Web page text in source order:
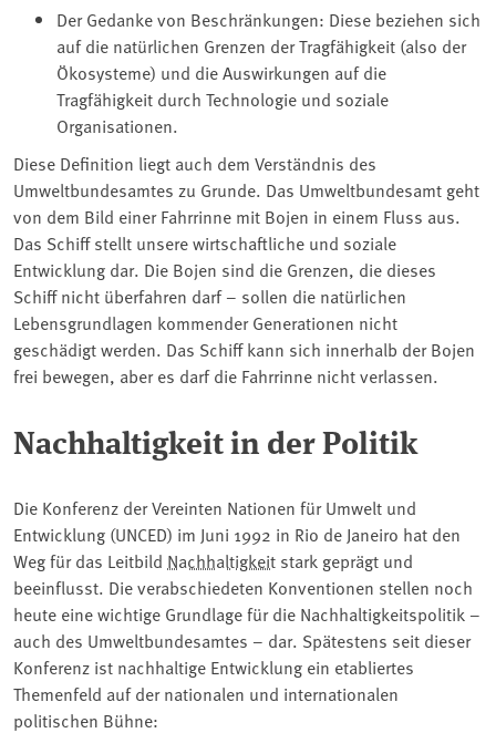
Der Gedanke von Beschränkungen: Diese beziehen sich
auf die natürlichen Grenzen der Tragfähigkeit (also der
Ökosysteme) und die Auswirkungen auf die
Tragfähigkeit durch Technologie und soziale
Organisationen.
Diese Definition liegt auch dem Verständnis des
Umweltbundesamtes zu Grunde. Das Umweltbundesamt geht
von dem Bild einer Fahrrinne mit Bojen in einem Fluss aus.
Das Schiff stellt unsere wirtschaftliche und soziale
Entwicklung dar. Die Bojen sind die Grenzen, die dieses
Schiff nicht überfahren darf – sollen die natürlichen
Lebensgrundlagen kommender Generationen nicht
geschädigt werden. Das Schiff kann sich innerhalb der Bojen
frei bewegen, aber es darf die Fahrrinne nicht verlassen.
Nachhaltigkeit in der Politik
Die Konferenz der Vereinten Nationen für Umwelt und
Entwicklung (UNCED) im Juni 1992 in Rio de Janeiro hat den
Weg für das Leitbild Nachhaltigkeit stark geprägt und
beeinflusst. Die verabschiedeten Konventionen stellen noch
heute eine wichtige Grundlage für die Nachhaltigkeitspolitik –
auch des Umweltbundesamtes – dar. Spätestens seit dieser
Konferenz ist nachhaltige Entwicklung ein etabliertes
Themenfeld auf der nationalen und internationalen
politischen Bühne: